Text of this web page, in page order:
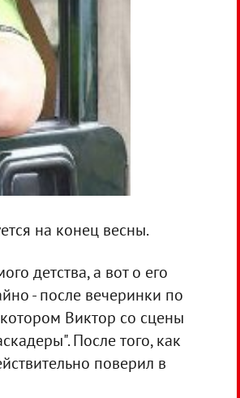
на конец весны.
детства, а вот о его
- после вечеринки по
Виктор со сцены
После того, как
поверил в